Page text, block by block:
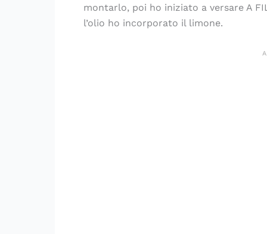
montarlo, poi ho iniziato a versare A
l’olio ho incorporato il limone.